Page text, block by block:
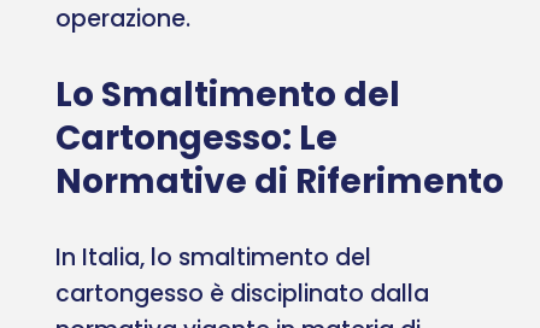
operazione.
Lo Smaltimento del
Cartongesso: Le
Normative di Riferimento
In Italia, lo smaltimento del
cartongesso è disciplinato dalla